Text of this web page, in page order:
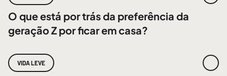
O que está por trás da preferência da
geração Z por ficar em casa?
VIDA LEVE